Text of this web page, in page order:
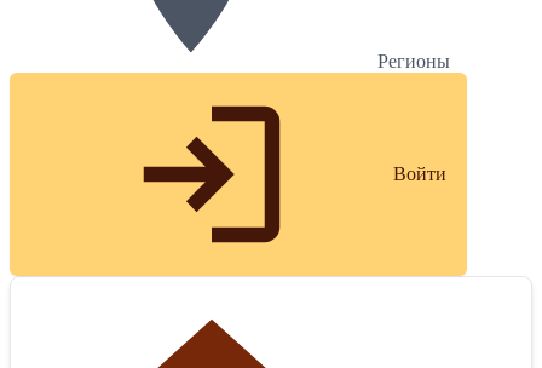
Регионы
Войти